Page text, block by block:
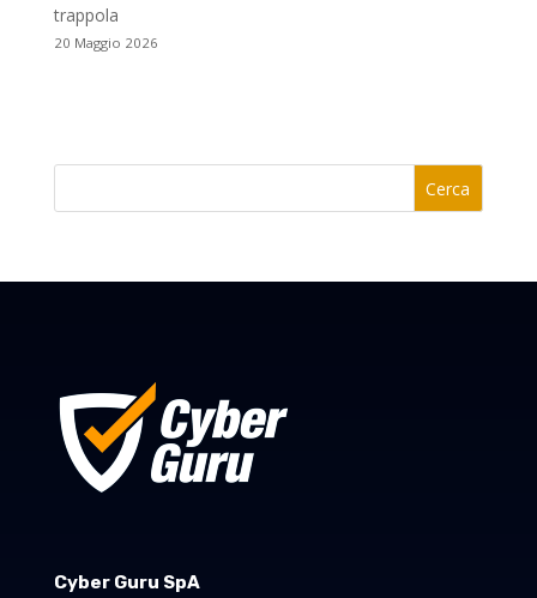
trappola
20 Maggio 2026
Cerca
Cyber Guru SpA